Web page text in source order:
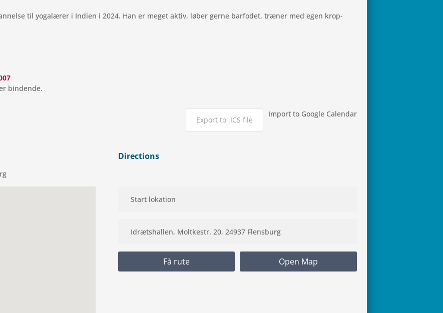
til yogalæ­rer i Indien i 2024. Han er meget aktiv, løber gerne bar­fo­det, træner med egen kro­p­
bindende.
Export to .ICS file
Import to Google Calendar
Directions
Få rute Open Map